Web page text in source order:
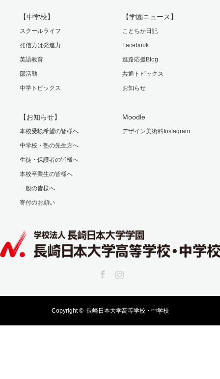
【中学校】
スクールライフ
発信力は発進力
英語教育
部活動
中学トピックス
【学園ニュース】
ことちか日記
Facebook
進路応援Blog
共通トピックス
お知らせ
【お知らせ】
本校受験希望の皆様へ
中学校・塾の先生方へ
生徒・保護者の皆様へ
本校卒業生の皆様へ
一般の皆様へ
寄付のお願い
Moodle
デザイン美術科Instagram
Copyright © 長崎日本大学高等学校・中学校